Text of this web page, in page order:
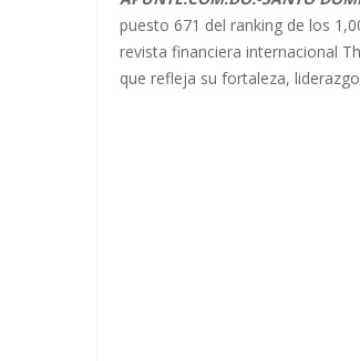
puesto 671 del ranking de los
revista financiera internacional
que refleja su fortaleza,